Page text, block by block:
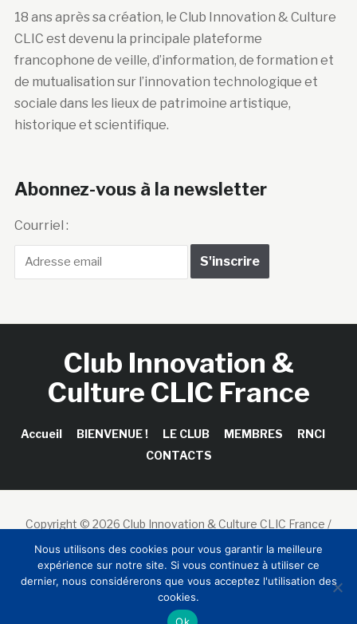
18 ans après sa création, le Club Innovation & Culture
CLIC est devenu la principale plateforme
francophone de veille, d’information, de formation et
de mutualisation sur l’innovation technologique et
sociale dans les lieux de patrimoine artistique,
historique et scientifique.
Abonnez-vous à la newsletter
Courriel :
Club Innovation &
Culture CLIC France
Accueil BIENVENUE ! LE CLUB MEMBRES
RNCI
CONTACTS
Copyright © 2026 Club Innovation & Culture CLIC France /
Sinapses Conseils
Nous utilisons des cookies pour vous garantir la meilleure
expérience sur notre site. Si vous continuez à utiliser ce
dernier, nous considérerons que vous acceptez l'utilisation des
cookies.
Ok